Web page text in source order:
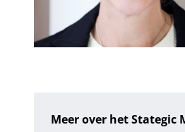
Meer over het Stategic